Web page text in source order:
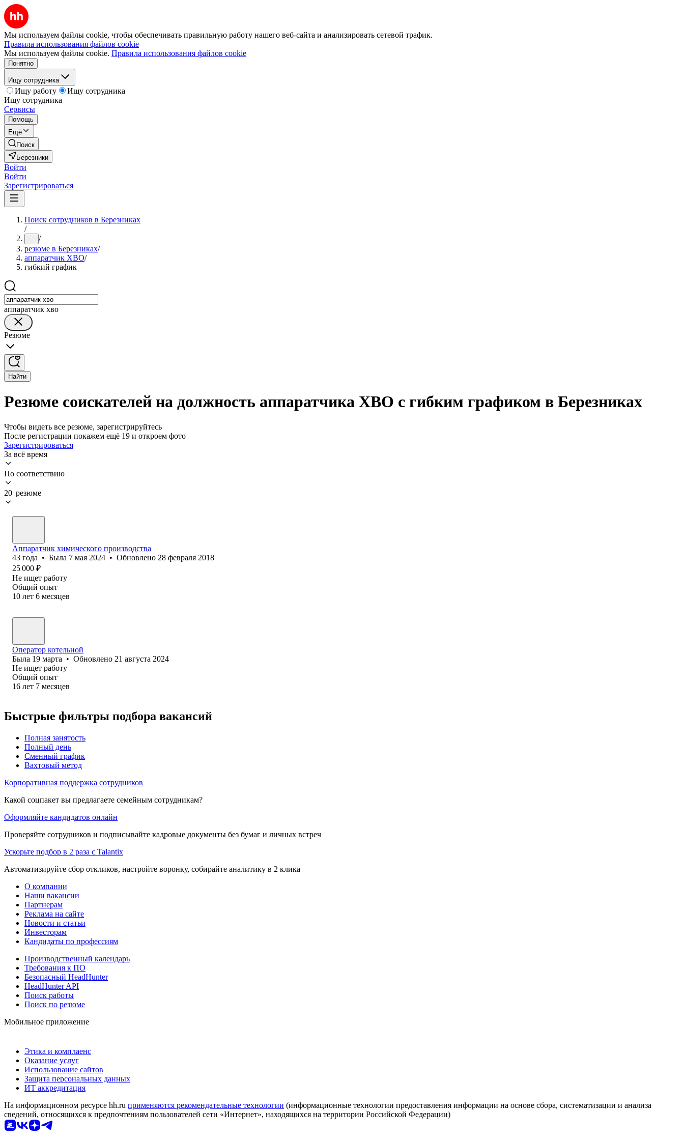
Мы используем файлы cookie, чтобы обеспечивать правильную работу нашего веб-сайта и анализировать сетевой трафик.
Правила использования файлов cookie
Мы используем файлы cookie. Правила использования файлов cookie
Понятно
Ищу сотрудника
Ищу работу
Ищу сотрудника
Ищу сотрудника
Сервисы
Помощь
Ещё
Поиск
Березники
Войти
Войти
Зарегистрироваться
Поиск сотрудников в Березниках
/
... /
резюме в Березниках/
аппаратчик ХВО/
гибкий график
аппаратчик хво
Резюме
Найти
Резюме соискателей на должность аппаратчика ХВО с гибким графиком в Березниках
Чтобы видеть все резюме, зарегистрируйтесь
После регистрации покажем ещё 19 и откроем фото
Зарегистрироваться
За всё время
По соответствию
20 резюме
Аппаратчик химического производства
43 года • Была 7 мая 2024 • Обновлено 28 февраля 2018
25 000 ₽
Не ищет работу
Общий опыт
10 лет 6 месяцев
Оператор котельной
Была 19 марта • Обновлено 21 августа 2024
Не ищет работу
Общий опыт
16 лет 7 месяцев
Быстрые фильтры подбора вакансий
Полная занятость
Полный день
Сменный график
Вахтовый метод
Корпоративная поддержка сотрудников
Какой соцпакет вы предлагаете семейным сотрудникам?
Оформляйте кандидатов онлайн
Проверяйте сотрудников и подписывайте кадровые документы без бумаг и личных встреч
Ускорьте подбор в 2 раза с Talantix
Автоматизируйте сбор откликов, настройте воронку, собирайте аналитику в 2 клика
О компании
Наши вакансии
Партнерам
Реклама на сайте
Новости и статьи
Инвесторам
Кандидаты по профессиям
Производственный календарь
Требования к ПО
Безопасный HeadHunter
HeadHunter API
Поиск работы
Поиск по резюме
Мобильное приложение
Этика и комплаенс
Оказание услуг
Использование сайтов
Защита персональных данных
ИТ аккредитация
На информационном ресурсе hh.ru применяются рекомендательные технологии (информационные технологии предоставления информации на основе сбора, систематизации и анализа
сведений, относящихся к предпочтениям пользователей сети «Интернет», находящихся на территории Российской Федерации)